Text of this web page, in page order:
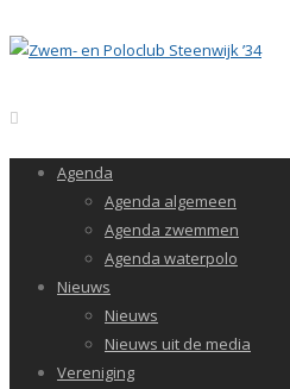
Agenda
Agenda algemeen
Agenda zwemmen
Agenda waterpolo
Nieuws
Nieuws
Nieuws uit de media
Vereniging